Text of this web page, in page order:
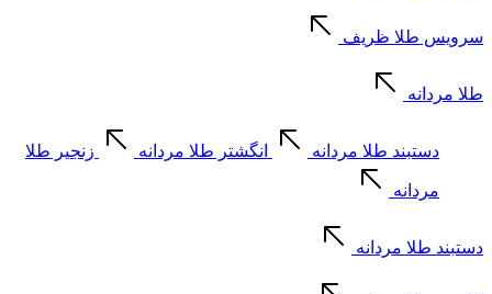
سرویس طلا ظریف
طلا مردانه
دستبند طلا مردانه انگشتر طلا مردانه زنجیر طلا
مردانه
دستبند طلا مردانه